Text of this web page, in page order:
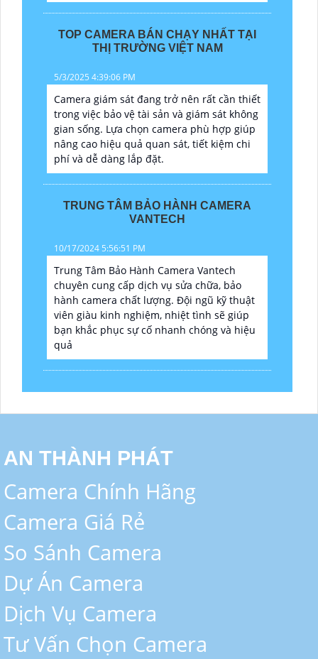
TOP CAMERA BÁN CHẠY NHẤT TẠI
THỊ TRƯỜNG VIỆT NAM
5/3/2025 4:39:06 PM
Camera giám sát đang trở nên rất cần thiết
trong việc bảo vệ tài sản và giám sát không
gian sống. Lựa chọn camera phù hợp giúp
nâng cao hiệu quả quan sát, tiết kiệm chi
phí và dễ dàng lắp đặt.
TRUNG TÂM BẢO HÀNH CAMERA
VANTECH
10/17/2024 5:56:51 PM
Trung Tâm Bảo Hành Camera Vantech
chuyên cung cấp dịch vụ sửa chữa, bảo
hành camera chất lượng. Đội ngũ kỹ thuật
viên giàu kinh nghiệm, nhiệt tình sẽ giúp
bạn khắc phục sự cố nhanh chóng và hiệu
quả
AN THÀNH PHÁT
Camera Chính Hãng
Camera Giá Rẻ
So Sánh Camera
Dự Án Camera
Dịch Vụ Camera
Tư Vấn Chọn Camera